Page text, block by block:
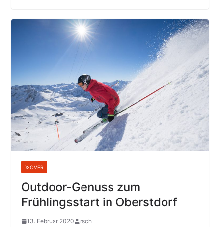
X-OVER
Outdoor-Genuss zum
Frühlingsstart in Oberstdorf
13. Februar 2020
rsch